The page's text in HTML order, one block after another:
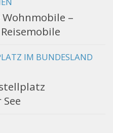
–
IM BUNDESLAND